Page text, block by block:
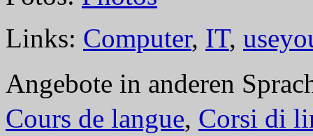
Links: Computer, IT,
Angebote in anderen
Cours de langue, Corsi di